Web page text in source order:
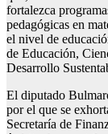
fortalezca
pedagógicas en
el nivel de
de Educación,
Desarrollo
El diputado
por el que se
Secretaría de